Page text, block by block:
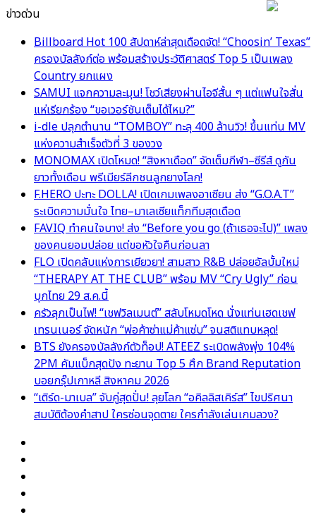
ข่าวด่วน
Billboard Hot 100 สัปดาห์ล่าสุดเดือดจัด! “Choosin’ Texas”
ครองบัลลังก์ต่อ พร้อมสร้างประวัติศาสตร์ Top 5 เป็นเพลง
Country ยกแผง
SAMUI แจกความละมุน! โชว์เสียงผ่านไอจีสั้น ๆ แต่แฟนใจสั่น
แห่เรียกร้อง “ขอเวอร์ชันเต็มได้ไหม?”
i-dle ปลุกตำนาน “TOMBOY” ทะลุ 400 ล้านวิว! ขึ้นแท่น MV
แห่งความสำเร็จตัวที่ 3 ของวง
MONOMAX เปิดโหมด! “สิงหาเดือด” จัดเต็มกีฬา–ซีรีส์ ดูกัน
ยาวทั้งเดือน พรีเมียร์ลีกชนลูกยางโลก!
F.HERO ปะทะ DOLLA! เปิดเกมเพลงอาเซียน ส่ง “G.O.A.T”
ระเบิดความมั่นใจ ไทย–มาเลเซียแท็กทีมสุดเดือด
FAVIQ ทำคนใจบาง! ส่ง “Before you go (ถ้าเธอจะไป)” เพลง
ของคนยอมปล่อย แต่ขอหัวใจคืนก่อนลา
FLO เปิดคลับแห่งการเยียวยา! สามสาว R&B ปล่อยอัลบั้มใหม่
“THERAPY AT THE CLUB” พร้อม MV “Cry Ugly” ก่อน
บุกไทย 29 ส.ค.นี้
ครัวลุกเป็นไฟ! “เชฟวิลเมนต์” สลับโหมดโหด นั่งแท่นเฮดเชฟ
เทรนเนอร์ จัดหนัก “พ่อค้าซ่าแม่ค้าแซ่บ” จนสติแทบหลุด!
BTS ยังครองบัลลังก์ตัวท็อป! ATEEZ ระเบิดพลังพุ่ง 104%
2PM คัมแบ็กสุดปัง ทะยาน Top 5 ศึก Brand Reputation
บอยกรุ๊ปเกาหลี สิงหาคม 2026
“เติร์ด-มาเบล” จับคู่สุดปั่น! ลุยโลก “อคิลลิสเคิร์ส” ไขปริศนา
สมบัติต้องคำสาป ใครซ่อนจุดตาย ใครกำลังเล่นเกมลวง?